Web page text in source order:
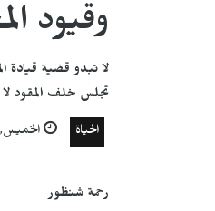
وقيود
لا تبدو قضية قيادة
تجلس خلف المقود
الحياة الخميس, 16 أبريل 2026, 07:10
رحمة شنظور